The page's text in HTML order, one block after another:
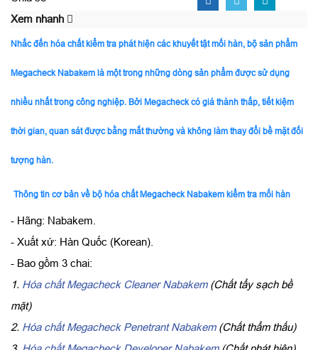
Xem nhanh
Nhắc đến hóa chất kiểm tra phát hiện các khuyết tật mối hàn, bộ sản phẩm
Megacheck Nabakem là một trong những dòng sản phẩm được sử dụng
nhiều nhất trong công nghiệp. Bởi Megacheck có giá thành thấp, tiết kiệm
thời gian, quan sát được bằng mắt thường và không làm thay đổi bề mặt đối
tượng hàn.
Thông tin cơ bản về bộ hóa chất Megacheck Nabakem kiểm tra mối hàn
- Hãng: Nabakem.
- Xuất xứ: Hàn Quốc (Korean).
- Bao gồm 3 chai:
1. Hóa chất Megacheck Cleaner Nabakem(Chất tẩy sạch bề
mặt)
2. Hóa chất Megacheck Penetrant Nabakem(Chất thẩm thấu)